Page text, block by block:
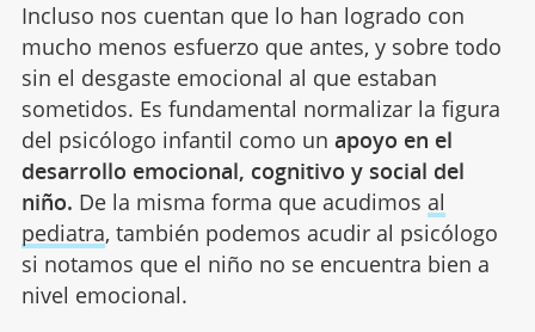
Incluso nos cuentan que lo han logrado con
mucho menos esfuerzo que antes, y sobre todo
sin el desgaste emocional al que estaban
sometidos. Es fundamental normalizar la figura
del psicólogo infantil como un apoyo en el
desarrollo emocional, cognitivo y social del
niño. De la misma forma que acudimos al
pediatra, también podemos acudir al psicólogo
si notamos que el niño no se encuentra bien a
nivel emocional.